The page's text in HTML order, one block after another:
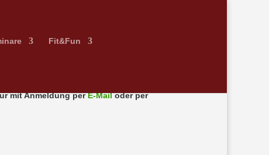
Fit&Fun
mit Anmeldung perE-Mailoder per